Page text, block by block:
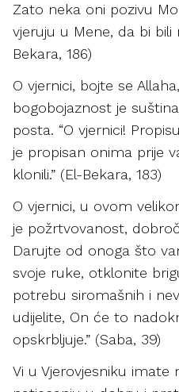
Zato neka oni pozivu
vjeruju u Mene, da bi bili
Bekara, 186)
O vjernici, bojte se
bogobojaznost je
posta. “O vjernici!
je propisan onima prije
klonili.” (El-Bekara, 183)
O vjernici, u ovom
je požrtvovanost,
Darujte od onoga što
svoje ruke, otklonite
potrebu siromašnih i
udijelite, On će to
opskrbljuje.” (Saba, 39)
Vi u Vjerovjesniku imate